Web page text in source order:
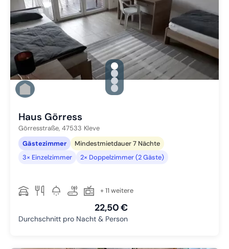
gallery.slide_selector
Zu Slide 1 wechseln
Zu Slide 2 wechseln
Zu Slide 3 wechseln
Zu Slide 4 wechseln
Haus Görress
Görresstraße, 47533 Kleve
Gästezimmer
Mindestmietdauer 7 Nächte
3× Einzelzimmer
2× Doppelzimmer (2 Gäste)
+ 11 weitere
22,50 €
Durchschnitt pro Nacht & Person